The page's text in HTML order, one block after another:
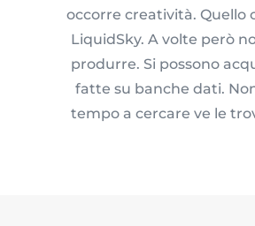
occorre creatività. Quello
LiquidSky. A volte però
produrre. Si possono
fatte su banche dati.
tempo a cercare ve le